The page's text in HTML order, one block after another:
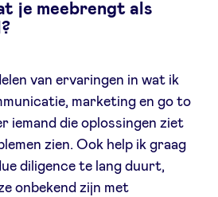
je meebrengt als
van ervaringen in wat ik
marketing en go to
iemand die oplossingen ziet
zien. Ook help ik graag
diligence te lang duurt,
onbekend zijn met